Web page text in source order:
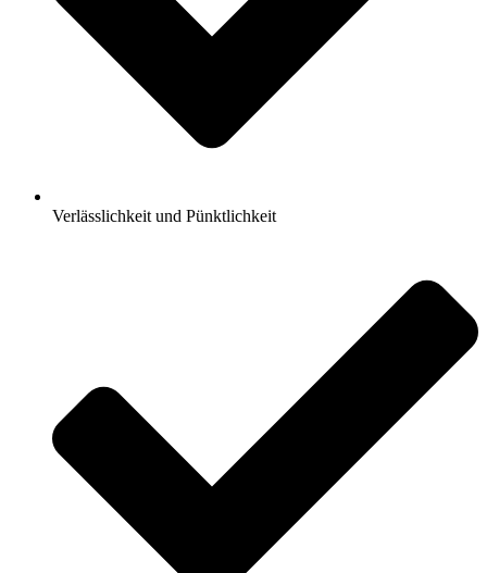
Verlässlichkeit und Pünktlichkeit